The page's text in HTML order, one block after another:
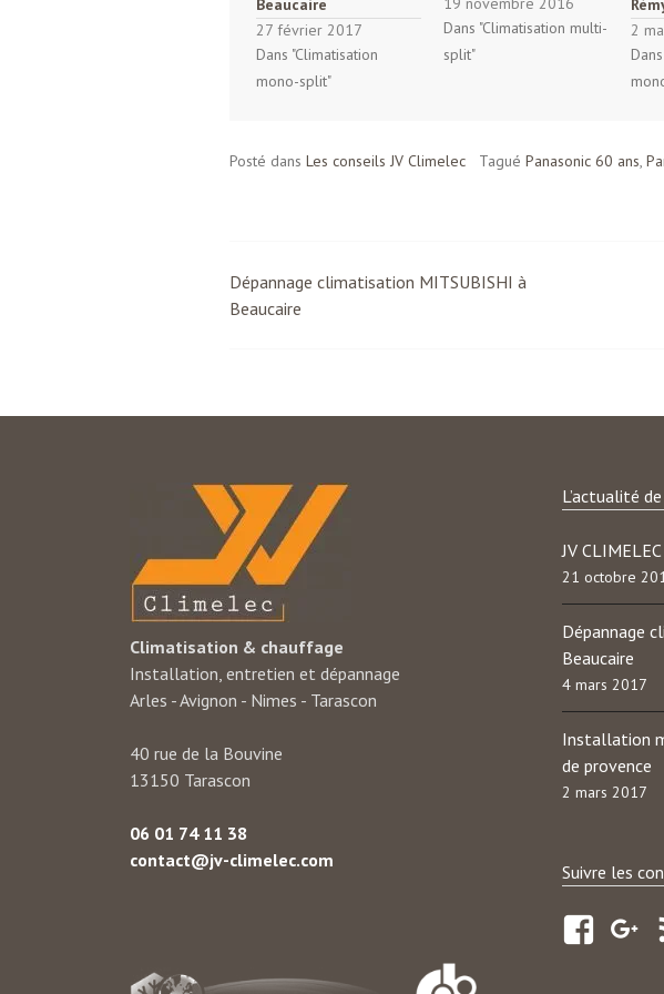
Beaucaire
27 février 2017
Dans "Climatisation
mono-split"
Dans "Climatisation multi-
split"
2
Posté dans Les conseils JV Climelec Tagué Panasonic 60 ans,
Navigation
Dépannage climatisation MITSUBISHI à
Beaucaire
Climatisation & chauffage
Installation, entretien et dépannage
Arles - Avignon - Nimes - Tarascon
40 rue de la Bouvine
13150 Tarascon
06 01 74 11 38
contact@jv-climelec.com
L’actualité
JV
21 octobre
Dépannage
Beaucaire
4 mars 2017
Installation
de provence
2 mars 2017
Suivre les